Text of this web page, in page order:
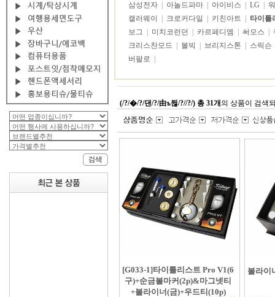
삼성전자
아놀드파마 아이비스 LG
캘러웨이
크로커다일 키친아트
타이틀
보그
미치코런던 카르페디엠 써모스
크리스찬모드
볼빅 브리지스톤 스릭슨
버팔로
(/?/�/?/댄/?/由ъ뒪/?//?/) 총 31개 의 상품이 검색
[G033-1]타이틀리스트 Pro V1(6
구)+순금볼마커(2p)&마그넷티
+볼라이너(금)+우드티(10p)
볼라이